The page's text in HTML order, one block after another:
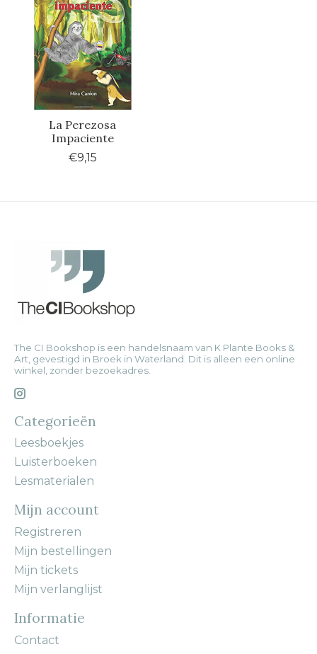
La Perezosa
Impaciente
€9,15
The CI Bookshop is een handelsnaam van K Plante Books &
Art, gevestigd in Broek in Waterland. Dit is alleen een online
winkel, zonder bezoekadres.
Categorieën
Leesboekjes
Luisterboeken
Lesmaterialen
Mijn account
Registreren
Mijn bestellingen
Mijn tickets
Mijn verlanglijst
Informatie
Contact